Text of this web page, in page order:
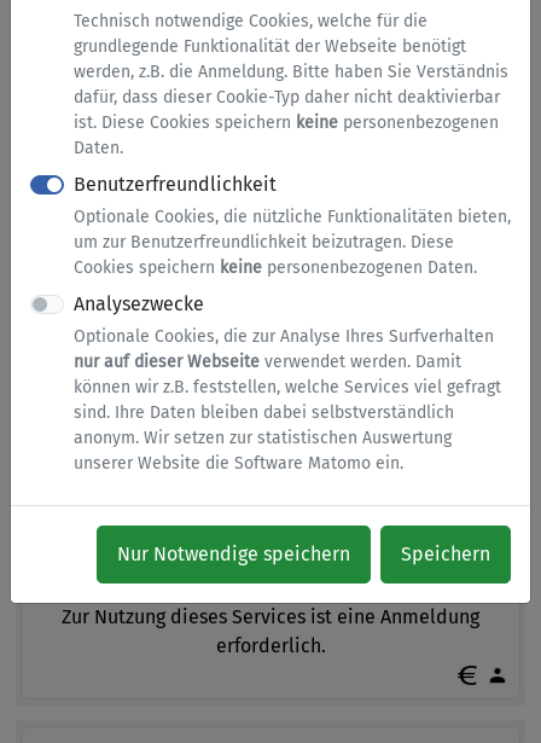
Technisch notwendige Cookies, welche für die
grundlegende Funktionalität der Webseite benötigt
werden, z.B. die Anmeldung. Bitte haben Sie Verständnis
dafür, dass dieser Cookie-Typ daher nicht deaktivierbar
ist. Diese Cookies speichern keine personenbezogenen
Daten.
Benutzerfreundlichkeit
Optionale Cookies, die nützliche Funktionalitäten bieten,
um zur Benutzerfreundlichkeit beizutragen. Diese
Cookies speichern keine personenbezogenen Daten.
Analysezwecke
Optionale Cookies, die zur Analyse Ihres Surfverhalten
nur auf dieser Webseite verwendet werden. Damit
können wir z.B. feststellen, welche Services viel gefragt
sind. Ihre Daten bleiben dabei selbstverständlich
anonym. Wir setzen zur statistischen Auswertung
unserer Website die Software Matomo ein.
Nur Notwendige speichern Speichern
Antrag auf Erteilung einer
Ausnahmegenehmigung
Fischerprüfung - Ausnahmegenehmigung anderer
Prüfungsort
Zur Nutzung dieses Services ist eine Anmeldung
erforderlich.
Antrag auf Erteilung,
nach § 34c Gewerbeordnung
Makler - Antrag gewerberechtlich Erlaubnis
Zur Nutzung dieses Services ist eine Anmeldung
erforderlich.